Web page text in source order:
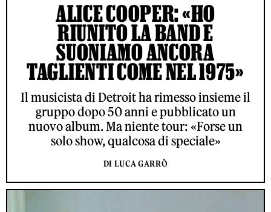
ALICE COOPER: «HO
RIUNITO LA BAND E
SUONIAMO ANCORA
TAGLIENTI COME NEL 1975»
Il musicista di Detroit ha rimesso insieme il
gruppo dopo 50 anni e pubblicato un
nuovo album. Ma niente tour: «Forse un
solo show, qualcosa di speciale»
DI LUCA GARRÒ